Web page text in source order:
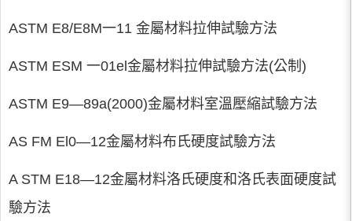
ASTM E8/E8M一11 金屬材料拉伸試驗方法
ASTM ESM 一01el金屬材料拉伸試驗方法(公制)
ASTM E9—89a(2000)金屬材料室溫壓縮試驗方法
AS FM El0—12金屬材料布氏硬度試驗方法
A STM E18—12金屬材料洛氏硬度和洛氏表面硬度試
驗方法